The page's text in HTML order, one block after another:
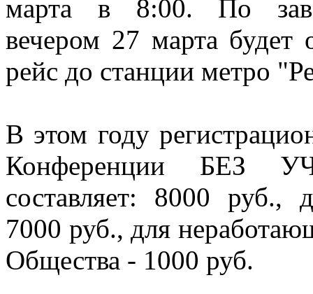
марта в 8:00. По
вечером 27 марта будет
рейс до станции метро
В этом году
Конференции БЕЗ
составляет: 8000 руб.,
7000 руб., для
Общества - 1000 руб.